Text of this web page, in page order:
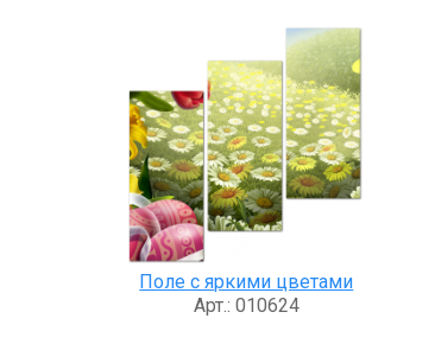
Поле с яркими цветами
Арт.: 010624